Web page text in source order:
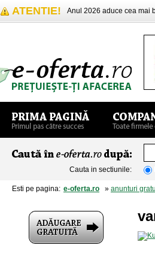
ATENTIE! Anul 2026 aduce cea mai
Cauta in sectiunile:
Esti pe pagina: e-oferta.ro » anunturi